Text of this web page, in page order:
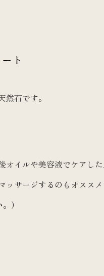
ト
石です。
イルや美容液でケアした
サージするのもオススメ
）